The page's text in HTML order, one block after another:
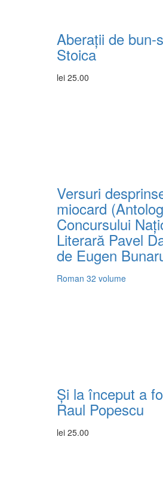
Aberații de bun-
Stoica
lei 25.00
Versuri
miocard
Concursului
Literară Pavel
de Eugen
Roman 32 volume
Și la început a
Raul Popescu
lei 25.00